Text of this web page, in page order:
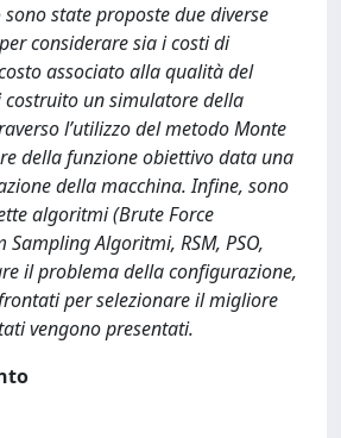
state proposte due diverse
considerare sia i costi di
associato alla qualità del
costruito un simulatore della
l’utilizzo del metodo Monte
della funzione obiettivo data una
della macchina. Infine, sono
algoritmi (Brute Force
Algoritmi, RSM, PSO,
il problema della configurazione,
per selezionare il migliore
vengono presentati.